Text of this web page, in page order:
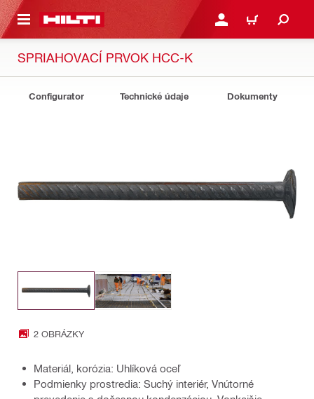
HLAVNÝ OBSAH PRIHLÁSIŤ ALEBO
KOŠÍK
SPRIAHOVACÍ PRVOK HCC-K
Configurator Technické údaje Dokumenty
2 OBRÁZKY
Materiál, korózia: Uhlíková oceľ
Podmienky prostredia: Suchý interiér, Vnútorné